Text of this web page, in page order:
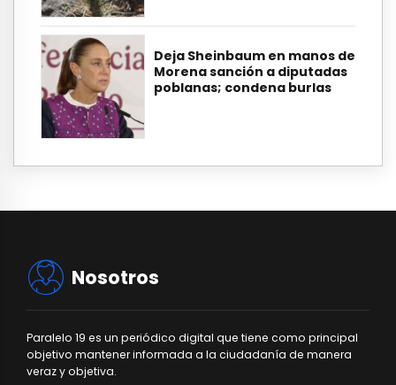
Deja Sheinbaum en manos de
Morena sanción a diputadas
poblanas; condena burlas
Nosotros
Paralelo 19 es un periódico digital que tiene como principal
objetivo mantener informada a la ciudadanía de manera
veraz y objetiva.